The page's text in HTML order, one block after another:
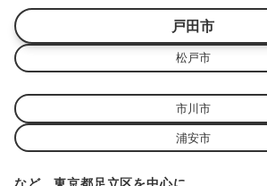
戸田市
松戸市
市川市
浦安市